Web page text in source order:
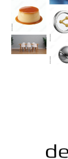
recouvrement
d'un mur
complet. Pour
une couverture
partielle du
mur, entrez
des mesures
Catégories